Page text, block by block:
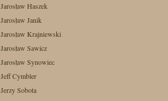
Jarosław Haszek
Jarosław Janik
Jarosław Krajniewski
Jarosław Sawicz
Jarosław Synowiec
Jeff Cymbler
Jerzy Sobota